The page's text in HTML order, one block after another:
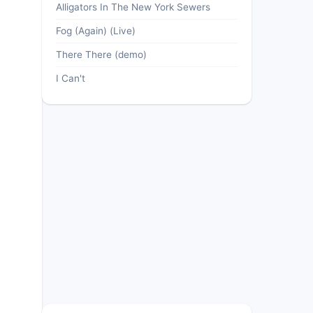
Alligators In The New York Sewers
Fog (Again) (Live)
There There (demo)
I Can't